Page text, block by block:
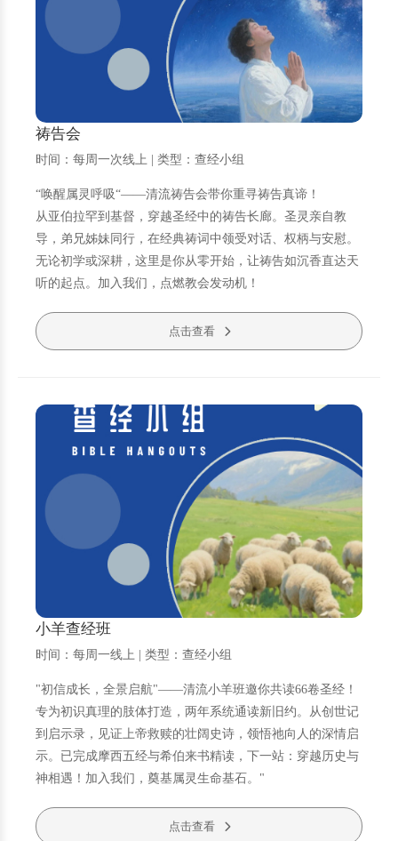
祷告会
时间：每周一次线上 | 类型：查经小组
“唤醒属灵呼吸“——清流祷告会带你重寻祷告真谛！
从亚伯拉罕到基督，穿越圣经中的祷告长廊。圣灵亲自教
导，弟兄姊妹同行，在经典祷词中领受对话、权柄与安慰。
无论初学或深耕，这里是你从零开始，让祷告如沉香直达天
听的起点。加入我们，点燃教会发动机！
点击查看
小羊查经班
时间：每周一线上 | 类型：查经小组
"初信成长，全景启航"——清流小羊班邀你共读66卷圣经！
专为初识真理的肢体打造，两年系统通读新旧约。从创世记
到启示录，见证上帝救赎的壮阔史诗，领悟祂向人的深情启
示。已完成摩西五经与希伯来书精读，下一站：穿越历史与
神相遇！加入我们，奠基属灵生命基石。"
点击查看